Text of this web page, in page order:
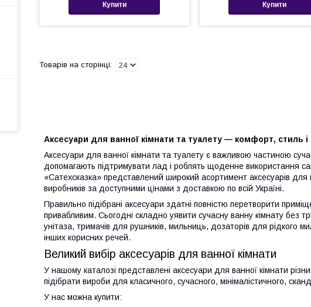
Купити Купити
Аксесуари для ванної кімнати та туалету — комфорт, стиль
Аксесуари для ванної кімнати та туалету є важливою частиною
допомагають підтримувати лад і роблять щоденне використання
«Сатехсказка» представлений широкий асортимент аксесуарів для
виробників за доступними цінами з доставкою по всій Україні.
Правильно підібрані аксесуари здатні повністю перетворити
привабливим. Сьогодні складно уявити сучасну ванну кімнату без
унітаза, тримачів для рушників, мильниць, дозаторів для рідкого
інших корисних речей.
Великий вибір аксесуарів для ванної кімнати
У нашому каталозі представлені аксесуари для ванної кімнати
підібрати вироби для класичного, сучасного, мінімалістичного,
У нас можна купити: